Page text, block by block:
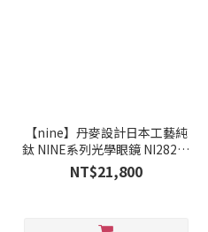
【nine】丹麥設計日本工藝純
鈦 NINE系列光學眼鏡 NI2823-
BRN/M(霧棕)
NT$21,800